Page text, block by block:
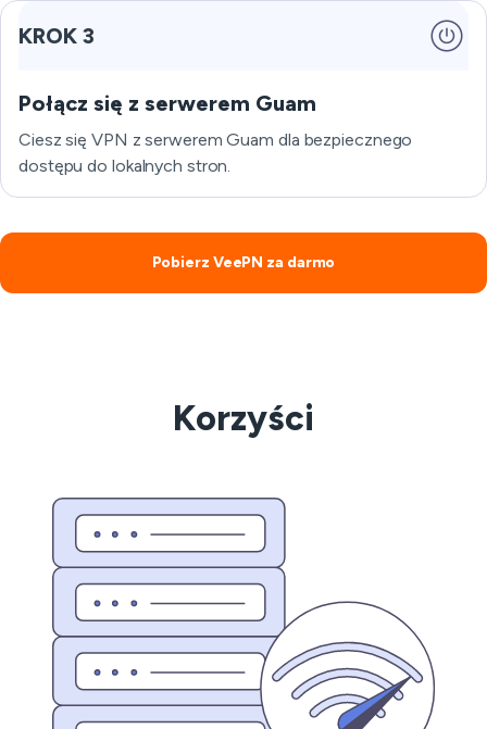
KROK 3
Połącz się z serwerem Guam
Ciesz się VPN z serwerem Guam dla bezpiecznego
dostępu do lokalnych stron.
Pobierz VeePN za darmo
Korzyści